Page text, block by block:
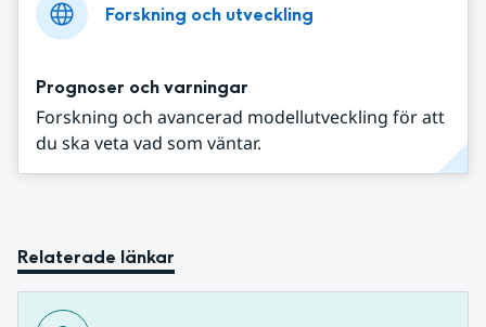
Forskning och utveckling
Prognoser och varningar
Forskning och avancerad modellutveckling för att
du ska veta vad som väntar.
Relaterade länkar